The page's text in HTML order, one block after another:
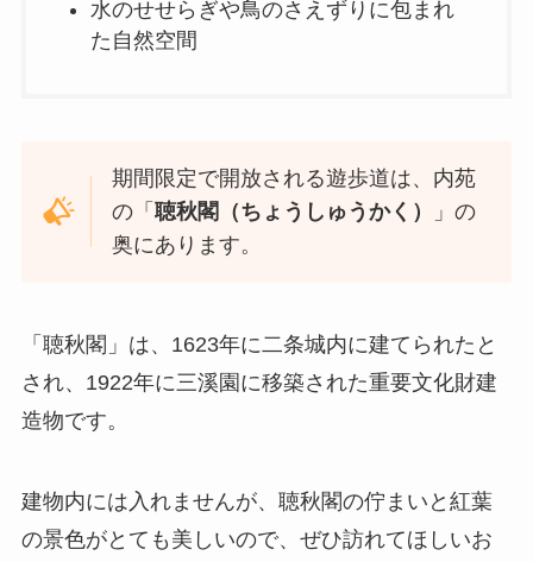
水のせせらぎや鳥のさえずりに包まれ
た自然空間
期間限定で開放される遊歩道は、内苑
の「聴秋閣（ちょうしゅうかく）
」の
奥にあります。
「聴秋閣」は、1623年に二条城内に建てられたと
され、1922年に三溪園に移築された重要文化財建
造物です。
建物内には入れませんが、聴秋閣の佇まいと紅葉
の景色がとても美しいので、ぜひ訪れてほしいお